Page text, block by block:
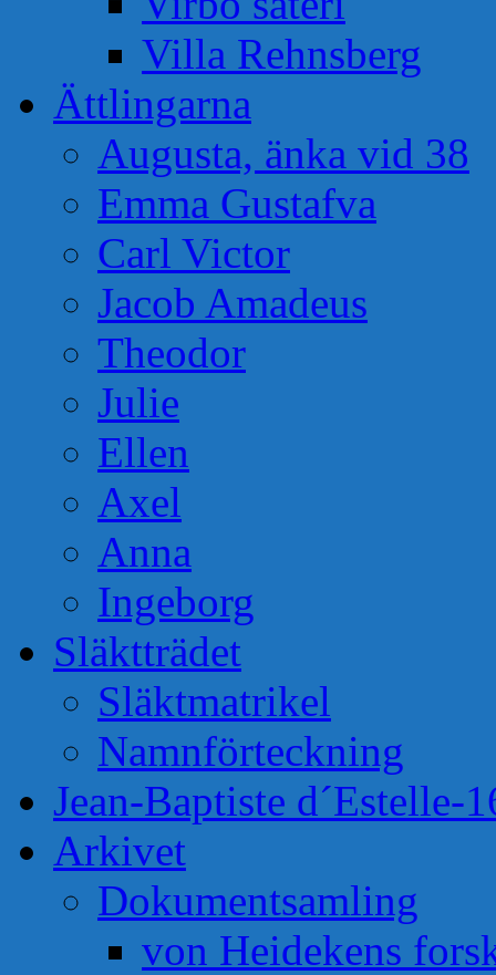
Villa Rehnsberg
Ättlingarna
Augusta, änka vid 38
Emma Gustafva
Carl Victor
Jacob Amadeus
Theodor
Julie
Ellen
Axel
Anna
Ingeborg
Släktträdet
Släktmatrikel
Namnförteckning
Jean-Baptiste d´Estelle-
Arkivet
Dokumentsamling
von Heidekens